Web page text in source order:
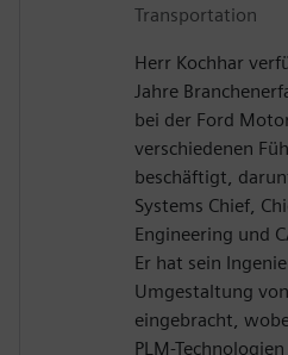
Transportation
Herr Kochhar
Jahre
bei der Ford
verschiedenen
beschäftigt,
Systems Chief,
Engineering und
Er hat sein
Umgestaltung
eingebracht,
PLM-